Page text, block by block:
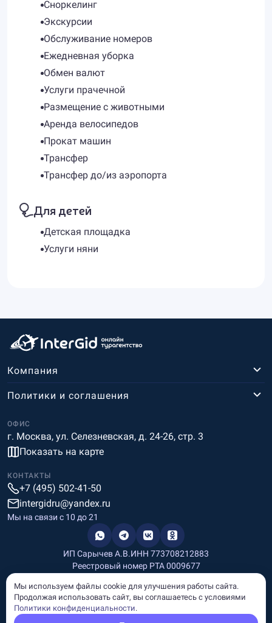
Сноркелинг
Экскурсии
Обслуживание номеров
Ежедневная уборка
Обмен валют
Услуги прачечной
Размещение с животными
Аренда велосипедов
Прокат машин
Трансфер
Трансфер до/из аэропорта
Для детей
Детская площадка
Услуги няни
Компания
ОФИС
г. Москва, ул. Селезневская, д. 24-26, стр. 3
Показать на карте
Политики и соглашения
КОНТАКТЫ
+7 (495) 502-41-50
intergidru@yandex.ru
Мы на связи c 10 до 21
ИП Сарычев А.В.ИНН 773708212883
Реестровый номер РТА 0009677
Информация, размещённая на сайте, носит информационный
характер и не является рекламой и публичной офертой.
Мы используем файлы cookie для улучшения работы сайта.
Продолжая использовать сайт, вы соглашаетесь с условиями
Политики конфиденциальности.